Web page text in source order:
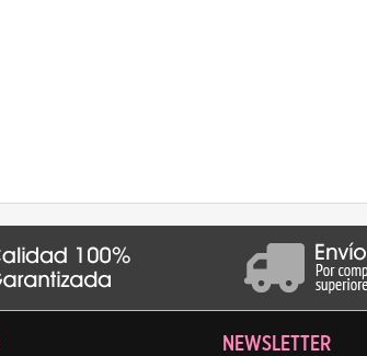
NEWSLETTER